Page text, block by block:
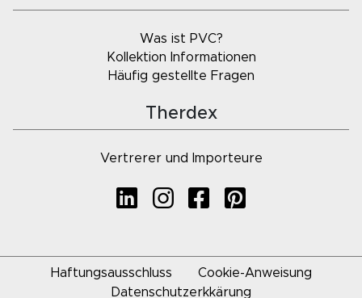
Was ist PVC?
Kollektion Informationen
Häufig gestellte Fragen
Therdex
Vertrerer und Importeure
Haftungsausschluss
Cookie-Anweisung
Datenschutzerkkärung